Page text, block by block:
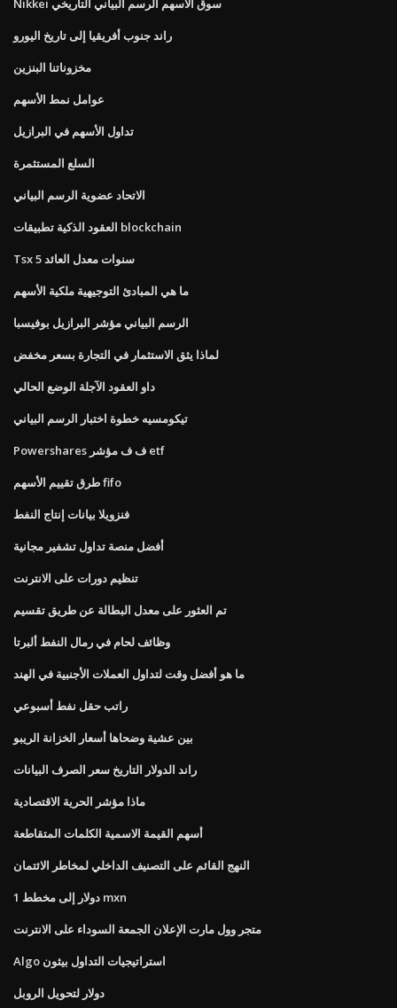
Nikkei سوق الأسهم الرسم البياني التاريخي
راند جنوب أفريقيا إلى تاريخ اليورو
مخزوناتنا البنزين
عوامل نمط الأسهم
تداول الأسهم في البرازيل
السلع المستثمرة
الاتحاد عضوية الرسم البياني
العقود الذكية تطبيقات blockchain
Tsx 5 سنوات معدل العائد
ما هي المبادئ التوجيهية ملكية الأسهم
الرسم البياني مؤشر البرازيل بوفيسبا
لماذا يثق الاستثمار في التجارة بسعر مخفض
داو العقود الآجلة الوضع الحالي
تيكومسيه خطوة اختبار الرسم البياني
Powershares ف ف مؤشر etf
طرق تقييم الأسهم fifo
فنزويلا بيانات إنتاج النفط
أفضل منصة تداول تشفير مجانية
تنظيم دورات على الانترنت
تم العثور على معدل البطالة عن طريق تقسيم
وظائف لحام في رمال النفط ألبرتا
ما هو أفضل وقت لتداول العملات الأجنبية في الهند
راتب حقل نفط أسبوعي
بين عشية وضحاها أسعار الخزانة الريبو
راند الدولار التاريخ سعر الصرف البيانات
ماذا مؤشر الحرية الاقتصادية
أسهم القيمة الاسمية الكلمات المتقاطعة
النهج القائم على التصنيف الداخلي لمخاطر الائتمان
1 دولار إلى مخطط mxn
متجر وول مارت الإعلان الجمعة السوداء على الانترنت
Algo استراتيجيات التداول بيثون
دولار لتحويل الروبل